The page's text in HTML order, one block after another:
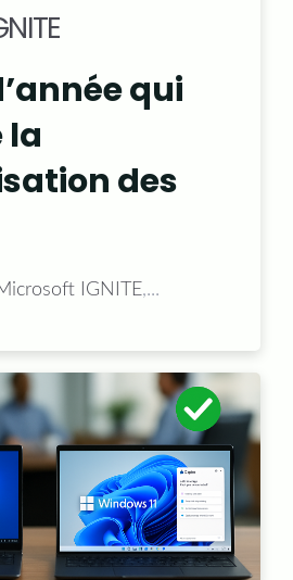
qui
la
des
IGNITE,...